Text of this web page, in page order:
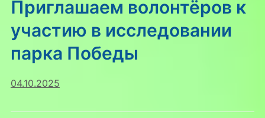
Приглашаем волонтёров к
участию в исследовании
парка Победы
04.10.2025